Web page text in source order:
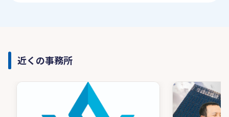
近くの事務所